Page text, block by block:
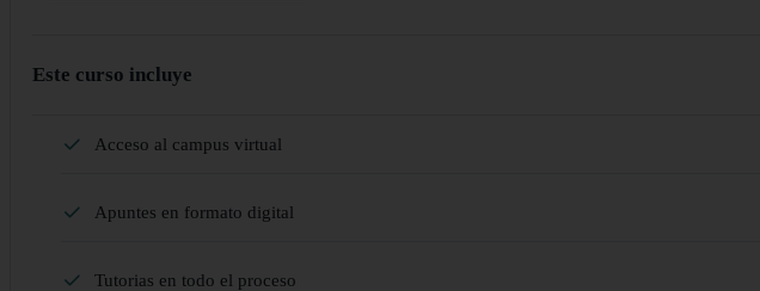
Este curso incluye
Acceso al campus virtual
Apuntes en formato digital
Tutorias en todo el proceso